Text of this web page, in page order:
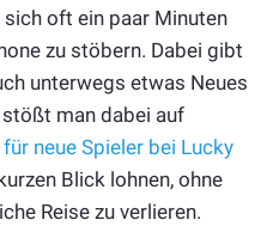
oft ein paar Minuten
zu stöbern. Dabei gibt
unterwegs etwas Neues
man dabei auf
neue Spieler bei Lucky
Blick lohnen, ohne
Reise zu verlieren.